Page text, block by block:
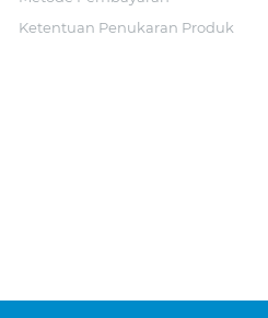
Ketentuan Penukaran Produk